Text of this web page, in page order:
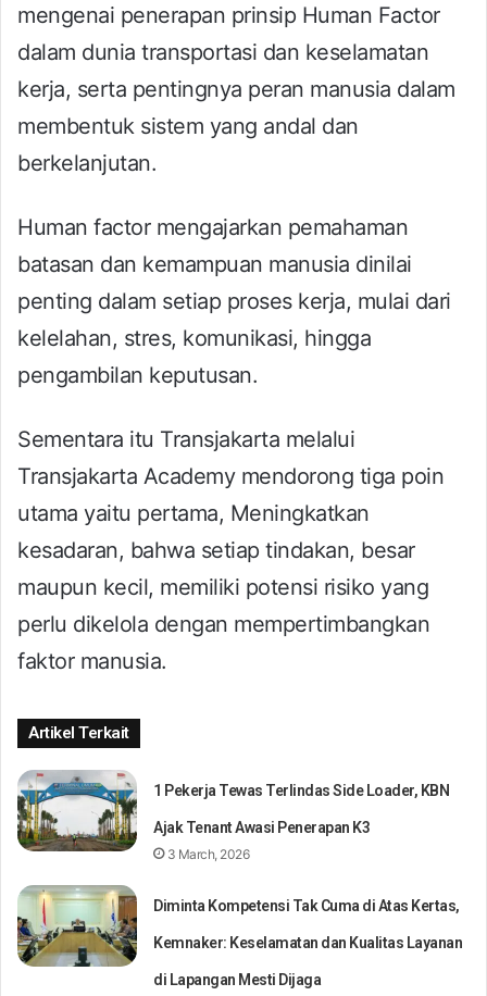
mengenai penerapan prinsip Human Factor
dalam dunia transportasi dan keselamatan
kerja, serta pentingnya peran manusia dalam
membentuk sistem yang andal dan
berkelanjutan.
Human factor mengajarkan pemahaman
batasan dan kemampuan manusia dinilai
penting dalam setiap proses kerja, mulai dari
kelelahan, stres, komunikasi, hingga
pengambilan keputusan.
Sementara itu Transjakarta melalui
Transjakarta Academy mendorong tiga poin
utama yaitu pertama, Meningkatkan
kesadaran, bahwa setiap tindakan, besar
maupun kecil, memiliki potensi risiko yang
perlu dikelola dengan mempertimbangkan
faktor manusia.
Artikel Terkait
1 Pekerja Tewas Terlindas Side Loader, KBN
Ajak Tenant Awasi Penerapan K3
3 March, 2026
Diminta Kompetensi Tak Cuma di Atas Kertas,
Kemnaker: Keselamatan dan Kualitas Layanan
di Lapangan Mesti Dijaga